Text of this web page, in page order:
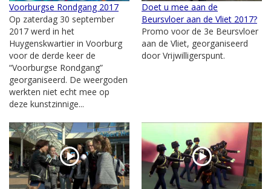
Voorburgse Rondgang 2017
Op zaterdag 30 september
2017 werd in het
Huygenskwartier in Voorburg
voor de derde keer de
“Voorburgse Rondgang”
georganiseerd. De weergoden
werkten niet echt mee op
deze kunstzinnige...
Doet u mee aan de
Beursvloer aan de Vliet 2017?
Promo voor de 3e Beursvloer
aan de Vliet, georganiseerd
door Vrijwilligerspunt.